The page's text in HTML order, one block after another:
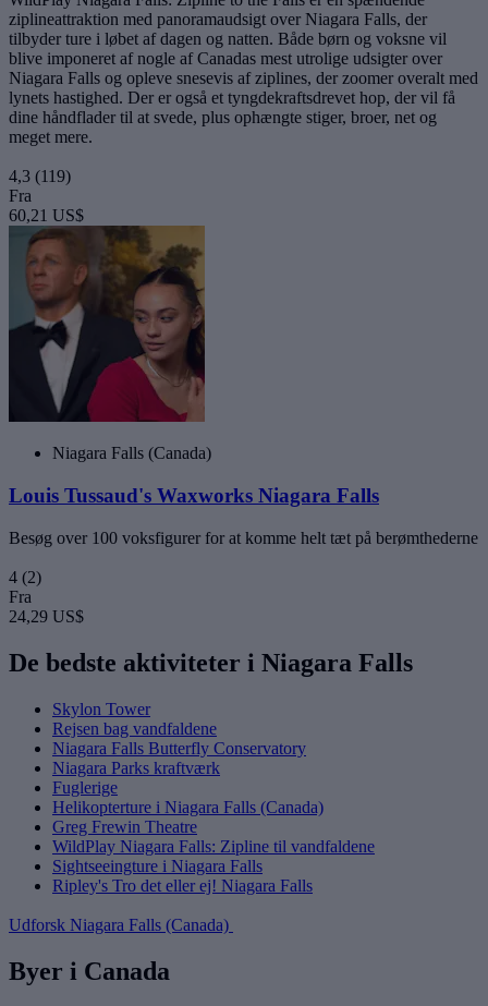
ziplineattraktion med panoramaudsigt over Niagara Falls, der
tilbyder ture i løbet af dagen og natten. Både børn og voksne vil
blive imponeret af nogle af Canadas mest utrolige udsigter over
Niagara Falls og opleve snesevis af ziplines, der zoomer overalt med
lynets hastighed. Der er også et tyngdekraftsdrevet hop, der vil få
dine håndflader til at svede, plus ophængte stiger, broer, net og
meget mere.
4,3 (119)
Fra
60,21 US$
Niagara Falls (Canada)
Louis Tussaud's Waxworks Niagara Falls
Besøg over 100 voksfigurer for at komme helt tæt på berømthederne
4 (2)
Fra
24,29 US$
De bedste aktiviteter i Niagara Falls
Skylon Tower
Rejsen bag vandfaldene
Niagara Falls Butterfly Conservatory
Niagara Parks kraftværk
Fuglerige
Helikopterture i Niagara Falls (Canada)
Greg Frewin Theatre
WildPlay Niagara Falls: Zipline til vandfaldene
Sightseeingture i Niagara Falls
Ripley's Tro det eller ej! Niagara Falls
Udforsk Niagara Falls (Canada)
Byer i Canada